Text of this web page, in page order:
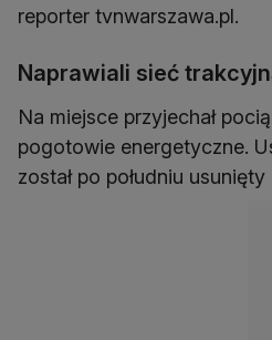
reporter tvnwarszawa.pl.
Naprawiali sieć
Na miejsce przyjechał
pogotowie energetyczne.
został po południu usunięty